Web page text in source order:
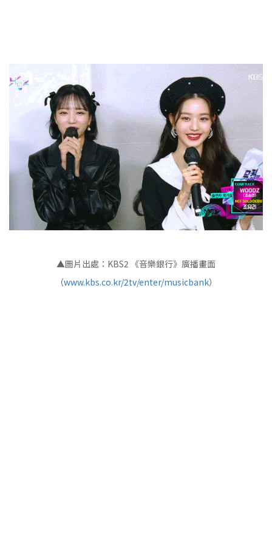
▲圖片出處：KBS2 《音樂銀行》廣播畫面
（www.kbs.co.kr/2tv/enter/musicbank）